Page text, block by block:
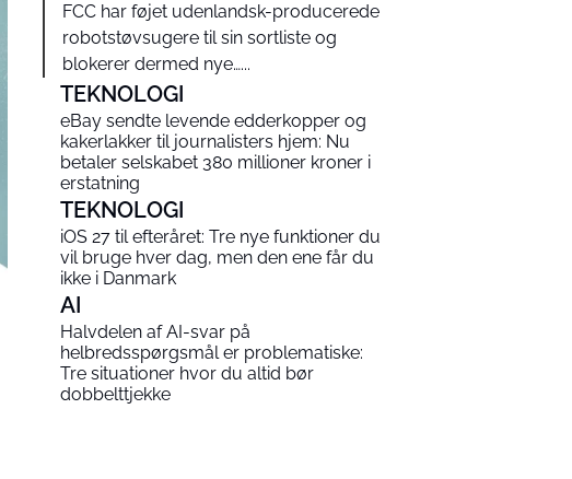
FCC har føjet udenlandsk-producerede
robotstøvsugere til sin sortliste og
blokerer dermed nye…...
TEKNOLOGI
eBay sendte levende edderkopper og
kakerlakker til journalisters hjem: Nu
betaler selskabet 380 millioner kroner i
erstatning
TEKNOLOGI
iOS 27 til efteråret: Tre nye funktioner du
vil bruge hver dag, men den ene får du
ikke i Danmark
AI
Halvdelen af AI-svar på
helbredsspørgsmål er problematiske:
Tre situationer hvor du altid bør
dobbelttjekke